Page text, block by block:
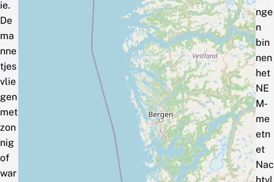
ie.
De
ma
nne
tjes
vlie
gen
met
zon
nig
of
war
nge
n
bin
nen
het
NE
M‑
me
etn
et
Nac